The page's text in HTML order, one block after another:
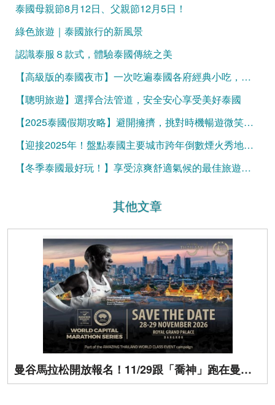
泰國母親節8月12日、父親節12月5日！
綠色旅遊｜泰國旅行的新風景
認識泰服８款式，體驗泰國傳統之美
【高級版的泰國夜市】一次吃遍泰國各府經典小吃，吃飽再買伴手禮
【聰明旅遊】選擇合法管道，安全安心享受美好泰國
【2025泰國假期攻略】避開擁擠，挑對時機暢遊微笑國度！
【迎接2025年！盤點泰國主要城市跨年倒數煙火秀地點】
【冬季泰國最好玩！】享受涼爽舒適氣候的最佳旅遊秘訣
其他文章
曼谷馬拉松開放報名！11/29跟「喬神」跑在曼谷街頭